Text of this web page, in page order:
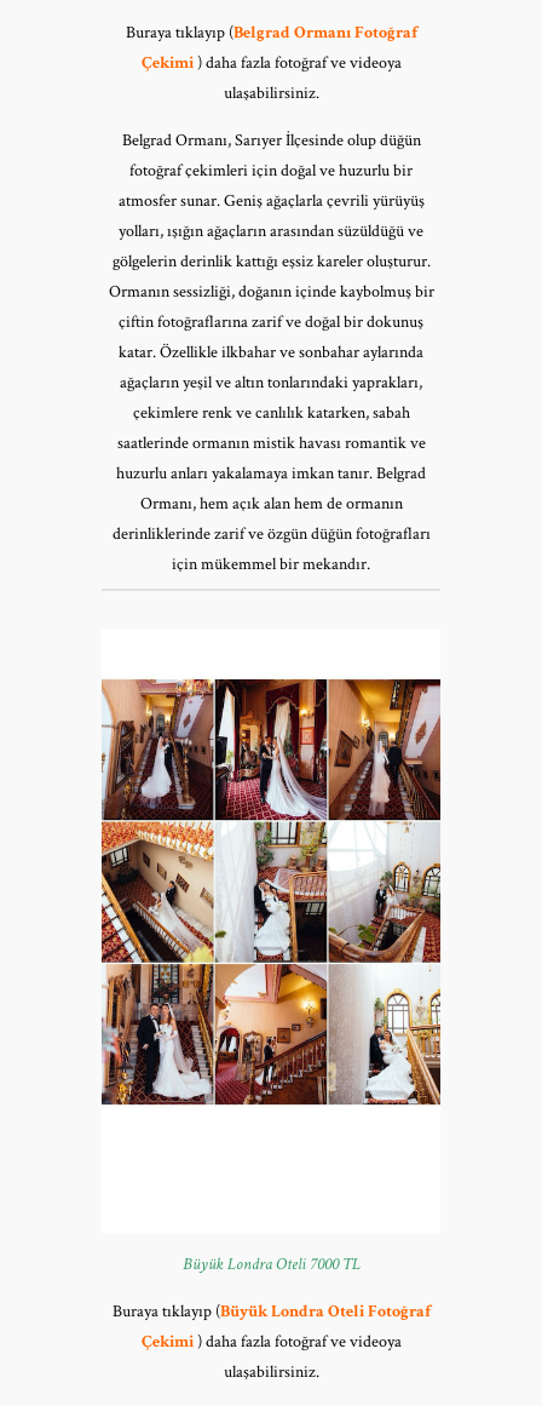
Buraya tıklayıp (Belgrad Ormanı Fotoğraf
Çekimi) daha fazla fotoğraf ve videoya
ulaşabilirsiniz.
Belgrad Ormanı, Sarıyer İlçesinde olup düğün
fotoğraf çekimleri için doğal ve huzurlu bir
atmosfer sunar. Geniş ağaçlarla çevrili yürüyüş
yolları, ışığın ağaçların arasından süzüldüğü ve
gölgelerin derinlik kattığı eşsiz kareler oluşturur.
Ormanın sessizliği, doğanın içinde kaybolmuş bir
çiftin fotoğraflarına zarif ve doğal bir dokunuş
katar. Özellikle ilkbahar ve sonbahar aylarında
ağaçların yeşil ve altın tonlarındaki yaprakları,
çekimlere renk ve canlılık katarken, sabah
saatlerinde ormanın mistik havası romantik ve
huzurlu anları yakalamaya imkan tanır. Belgrad
Ormanı, hem açık alan hem de ormanın
derinliklerinde zarif ve özgün düğün fotoğrafları
için mükemmel bir mekandır.
Büyük Londra Oteli 7000 TL
Buraya tıklayıp (Büyük Londra Oteli Fotoğraf
Çekimi) daha fazla fotoğraf ve videoya
ulaşabilirsiniz.